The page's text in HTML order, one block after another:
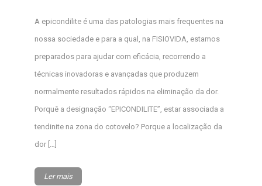
A epicondilite é uma das patologias mais frequentes na
nossa sociedade e para a qual, na FISIOVIDA, estamos
preparados para ajudar com eficácia, recorrendo a
técnicas inovadoras e avançadas que produzem
normalmente resultados rápidos na eliminação da dor.
Porquê a designação “EPICONDILITE”, estar associada a
tendinite na zona do cotovelo? Porque a localização da
dor […]
Ler mais